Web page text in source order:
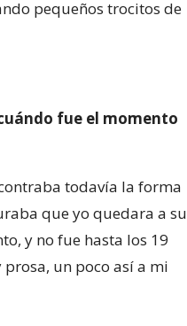
pequeños trocitos de
fue el momento
todavía la forma
que yo quedara a su
y no fue hasta los 19
un poco así a mi